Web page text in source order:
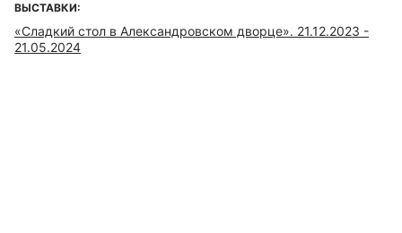
ВЫСТАВКИ:
«Сладкий стол в Александровском дворце». 21.12.2023 -
21.05.2024